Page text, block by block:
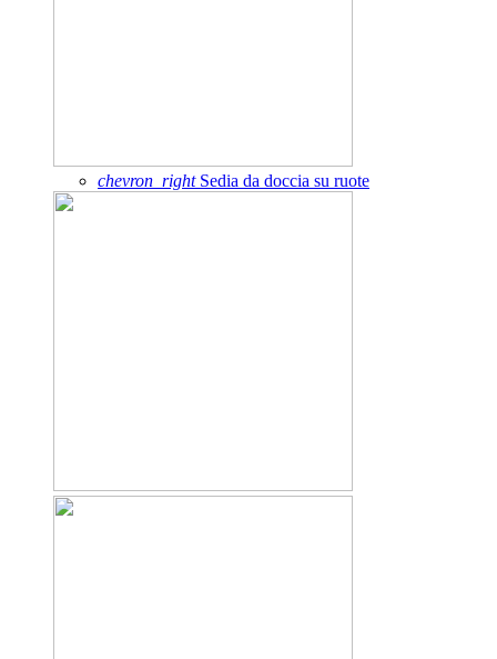
chevron_rightSedia da doccia su ruote